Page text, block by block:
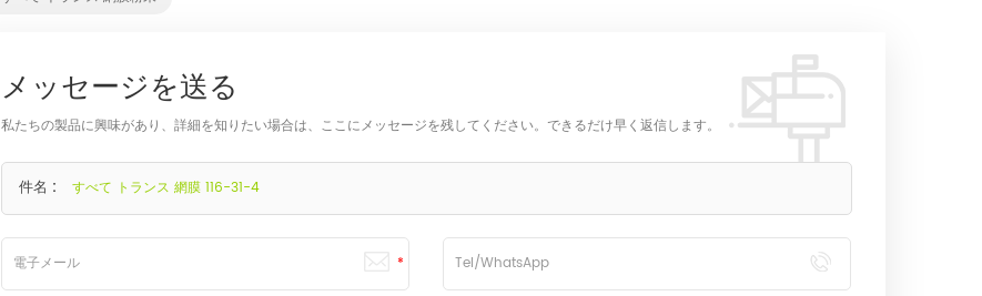
メッセージを送る
私たちの製品に興味があり、詳細を知りたい場合は、ここにメッセージを残してください。できるだけ早く返信します。
件名 : すべて トランス 網膜 116-31-4